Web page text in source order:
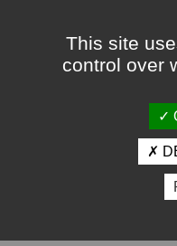
Crédits et mentions légales
This site
control over